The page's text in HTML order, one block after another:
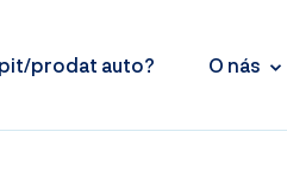
prodat auto? O nás